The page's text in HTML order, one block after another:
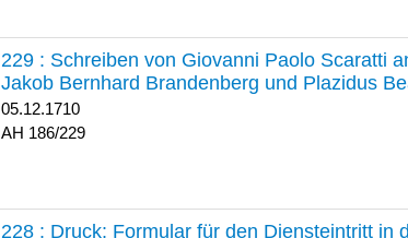
229 : Schreiben von Giovanni Paolo Scaratti
Jakob Bernhard Brandenberg und Plazidus
05.12.1710
186/229
228 : Druck: Formular für den Diensteintritt in